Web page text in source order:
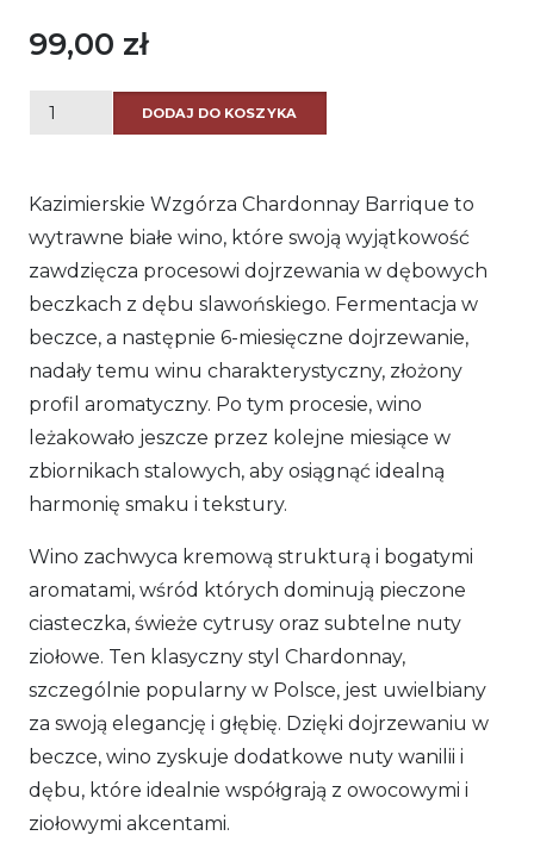
99,00 zł
ilość
Kazimierskie
Chardonnay
Barrique
DODAJ DO KOSZYKA
Kazimierskie Wzgórza Chardonnay Barrique to
wytrawne białe wino, które swoją wyjątkowość
zawdzięcza procesowi dojrzewania w dębowych
beczkach z dębu slawońskiego. Fermentacja w
beczce, a następnie 6-miesięczne dojrzewanie,
nadały temu winu charakterystyczny, złożony
profil aromatyczny. Po tym procesie, wino
leżakowało jeszcze przez kolejne miesiące w
zbiornikach stalowych, aby osiągnąć idealną
harmonię smaku i tekstury.
Wino zachwyca kremową strukturą i bogatymi
aromatami, wśród których dominują pieczone
ciasteczka, świeże cytrusy oraz subtelne nuty
ziołowe. Ten klasyczny styl Chardonnay,
szczególnie popularny w Polsce, jest uwielbiany
za swoją elegancję i głębię. Dzięki dojrzewaniu w
beczce, wino zyskuje dodatkowe nuty wanilii i
dębu, które idealnie współgrają z owocowymi i
ziołowymi akcentami.